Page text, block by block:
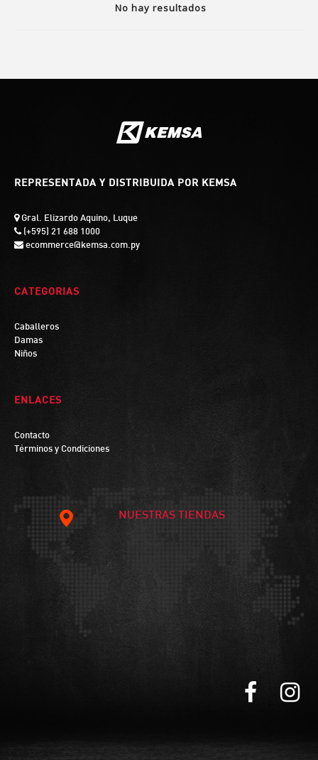
No hay resultados
REPRESENTADA Y DISTRIBUIDA POR KEMSA
Gral. Elizardo Aquino, Luque
(+595) 21 688 1000
ecommerce@kemsa.com.py
CATEGORIAS
Caballeros
Damas
Niños
ENLACES
Contacto
Términos y Condiciones
NUESTRAS TIENDAS